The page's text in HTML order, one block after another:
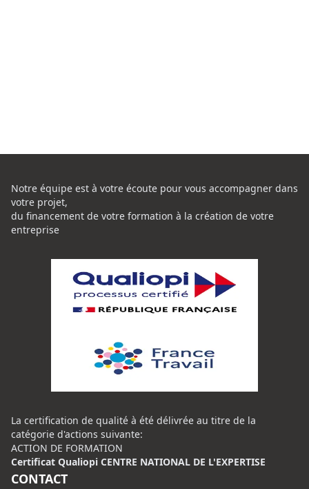
Notre équipe est à votre écoute pour vous accompagner dans
votre projet,
du financement de votre formation à la création de votre
entreprise
La certification de qualité à été délivrée au titre de la
catégorie d'actions suivante:
ACTION DE FORMATION
Certificat Qualiopi CENTRE NATIONAL DE L'EXPERTISE
CONTACT